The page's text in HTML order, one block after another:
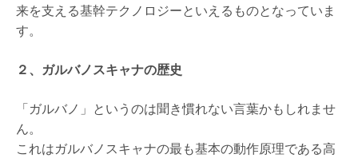
来を支える基幹テクノロジーといえるものとなっていま
す。
２、ガルバノスキャナの歴史
「ガルバノ」というのは聞き慣れない言葉かもしれませ
ん。
これはガルバノスキャナの最も基本の動作原理である高